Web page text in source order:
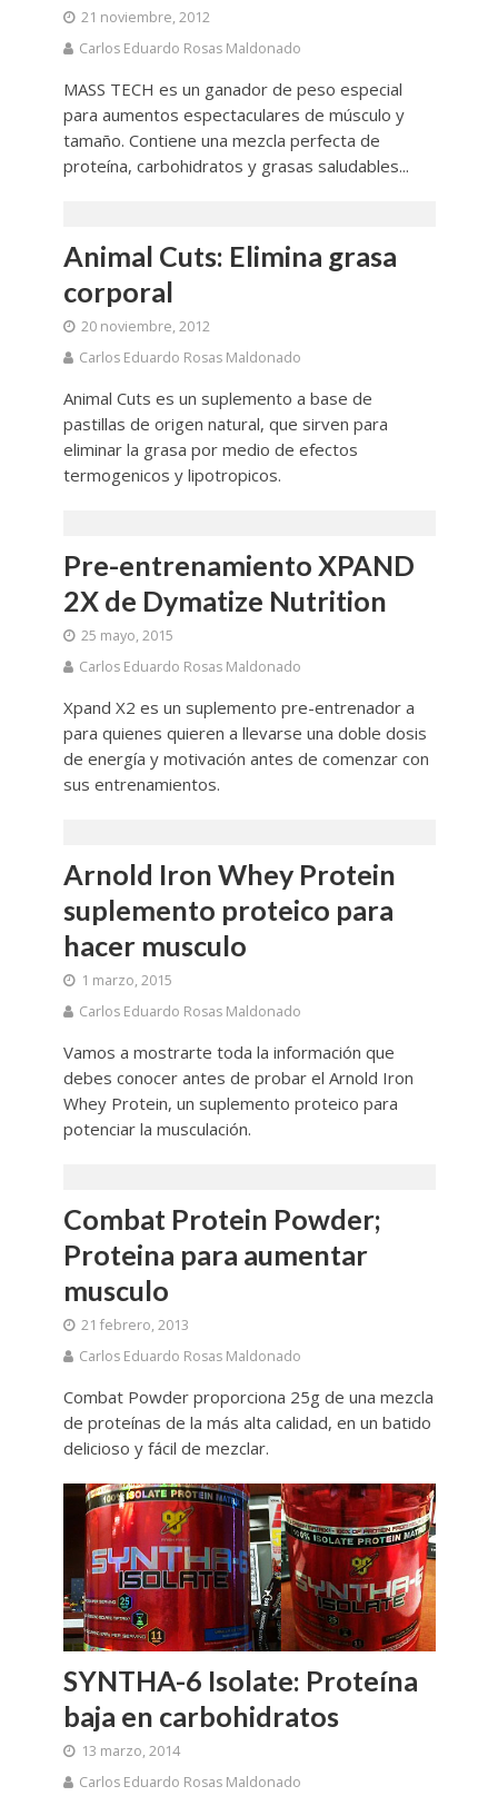
21 noviembre, 2012
Carlos Eduardo Rosas Maldonado
MASS TECH es un ganador de peso especial
para aumentos espectaculares de músculo y
tamaño. Contiene una mezcla perfecta de
proteína, carbohidratos y grasas saludables...
Animal Cuts: Elimina grasa
corporal
20 noviembre, 2012
Carlos Eduardo Rosas Maldonado
Animal Cuts es un suplemento a base de
pastillas de origen natural, que sirven para
eliminar la grasa por medio de efectos
termogenicos y lipotropicos.
Pre-entrenamiento XPAND
2X de Dymatize Nutrition
25 mayo, 2015
Carlos Eduardo Rosas Maldonado
Xpand X2 es un suplemento pre-entrenador a
para quienes quieren a llevarse una doble dosis
de energía y motivación antes de comenzar con
sus entrenamientos.
Arnold Iron Whey Protein
suplemento proteico para
hacer musculo
1 marzo, 2015
Carlos Eduardo Rosas Maldonado
Vamos a mostrarte toda la información que
debes conocer antes de probar el Arnold Iron
Whey Protein, un suplemento proteico para
potenciar la musculación.
Combat Protein Powder;
Proteina para aumentar
musculo
21 febrero, 2013
Carlos Eduardo Rosas Maldonado
Combat Powder proporciona 25g de una mezcla
de proteínas de la más alta calidad, en un batido
delicioso y fácil de mezclar.
SYNTHA-6 Isolate: Proteína
baja en carbohidratos
13 marzo, 2014
Carlos Eduardo Rosas Maldonado